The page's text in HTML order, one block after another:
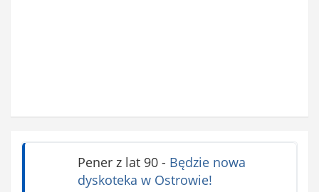
Pener z lat 90- Będzie nowa
dyskoteka w Ostrowie!